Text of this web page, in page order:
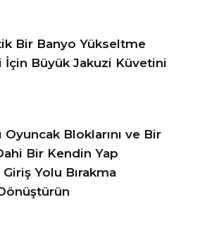
Bir Banyo Yükseltme
Büyük Jakuzi Küvetini
Oyuncak Bloklarını ve Bir
Bir Kendin Yap
Yolu Bırakma